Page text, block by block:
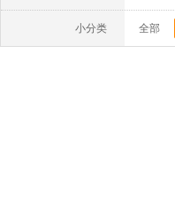
小分类 全部